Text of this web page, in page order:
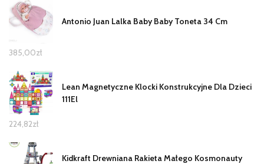
Antonio Juan Lalka Baby Baby Toneta 34 Cm
385,00zł
Lean Magnetyczne Klocki Konstrukcyjne Dla Dzieci
111El
224,82zł
Kidkraft Drewniana Rakieta Małego Kosmonauty